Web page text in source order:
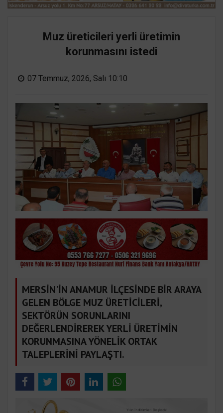
Muz üreticileri yerli üretimin
korunmasını istedi
07 Temmuz, 2026, Salı 10:10
MERSİN'İN ANAMUR İLÇESİNDE BİR ARAYA
GELEN BÖLGE MUZ ÜRETİCİLERİ,
SEKTÖRÜN SORUNLARINI
DEĞERLENDİREREK YERLİ ÜRETİMİN
KORUNMASINA YÖNELİK ORTAK
TALEPLERİNİ PAYLAŞTI.